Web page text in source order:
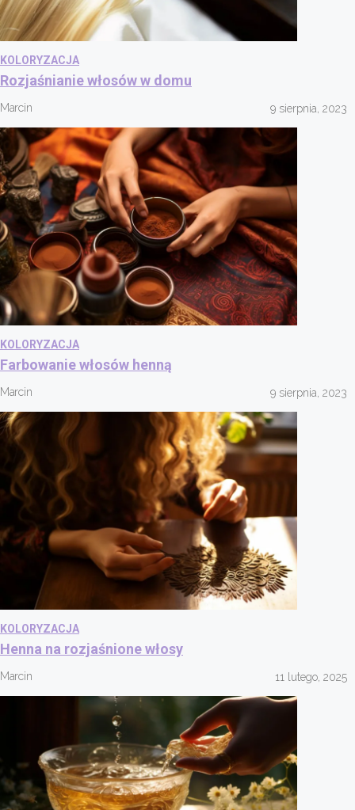
KOLORYZACJA
Rozjaśnianie włosów w domu
Marcin 9 sierpnia, 2023
KOLORYZACJA
Farbowanie włosów henną
Marcin 9 sierpnia, 2023
KOLORYZACJA
Henna na rozjaśnione włosy
Marcin 11 lutego, 2025